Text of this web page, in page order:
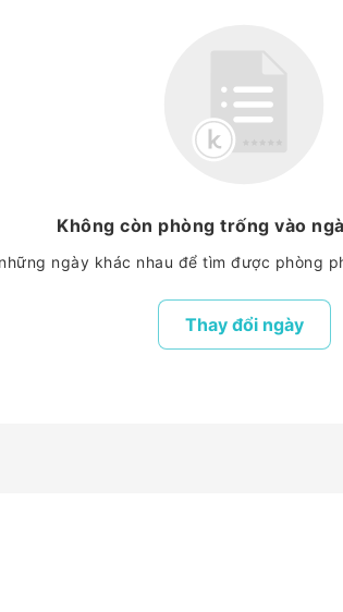
Không còn phòng trống vào
ngày khác nhau để tìm được phòng
Thay đổi ngày